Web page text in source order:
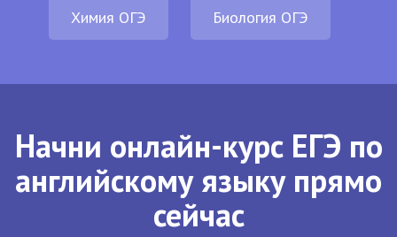
Химия ОГЭ Биология ОГЭ
Начни онлайн-курс ЕГЭ по
английскому языку прямо
сейчас